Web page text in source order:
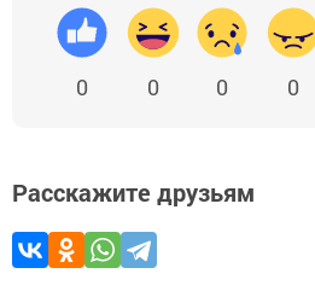
0 0 0 0
Расскажите друзьям